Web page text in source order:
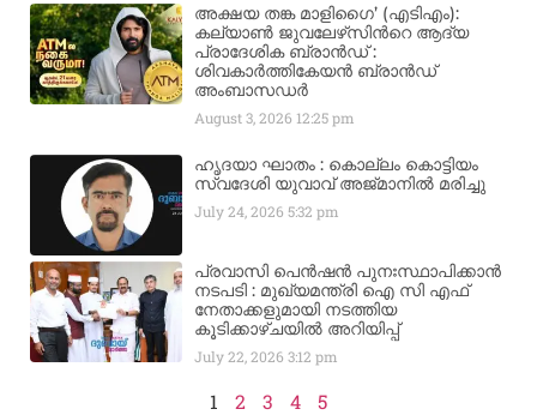
അക്ഷയ തങ്ക മാളിഗൈ’ (എടിഎം):
കല്യാണ്‍ ജുവലേഴ്‌സിന്‍റെ ആദ്യ
പ്രാദേശിക ബ്രാന്‍ഡ് :
ശിവകാര്‍ത്തികേയന്‍ ബ്രാന്‍ഡ്
അംബാസഡര്‍
August 3, 2026 12:25 pm
ഹൃദയാ ഘാതം : കൊല്ലം കൊട്ടിയം
സ്വദേശി യുവാവ് അജ്മാനിൽ മരിച്ചു
July 24, 20265:32 pm
പ്രവാസി പെൻഷൻ പുനഃസ്ഥാപിക്കാൻ
നടപടി : മുഖ്യമന്ത്രി ഐ സി എഫ്
നേതാക്കളുമായി നടത്തിയ
കൂടിക്കാഴ്ചയിൽ അറിയിപ്പ്
July 22, 20263:12 pm
1 2 3 4 5